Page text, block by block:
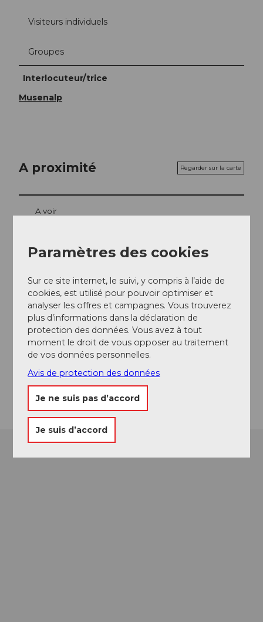
Visiteurs individuels
Groupes
Interlocuteur/trice
Musenalp
A proximité Regarder sur la carte
A voir
Contact
Musenalp 1
6383Dallenwil
+41 41 628 12 45
musenalp@bluewin.ch
Paramètres des cookies
Sur ce site internet, le suivi, y compris à l’aide de
cookies, est utilisé pour pouvoir optimiser et
analyser les offres et campagnes. Vous trouverez
plus d’informations dans la déclaration de
protection des données. Vous avez à tout
moment le droit de vous opposer au traitement
de vos données personnelles.
Avis de protection des données
Je ne suis pas d’accord
Je suis d’accord